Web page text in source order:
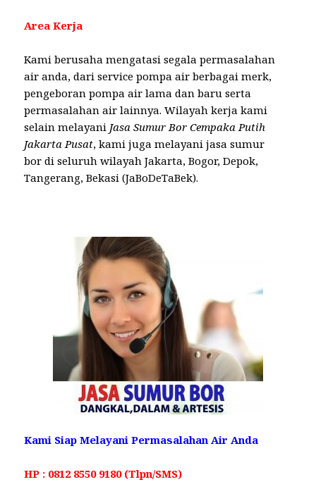
Area Kerja
Kami berusaha mengatasi segala permasalahan
air anda, dari service pompa air berbagai merk,
pengeboran pompa air lama dan baru serta
permasalahan air lainnya. Wilayah kerja kami
selain melayani Jasa Sumur Bor Cempaka Putih
Jakarta Pusat, kami juga melayani jasa sumur
bor di seluruh wilayah Jakarta, Bogor, Depok,
Tangerang, Bekasi (JaBoDeTaBek).
Kami Siap Melayani Permasalahan Air Anda
HP : 0812 8550 9180 (Tlpn/SMS)